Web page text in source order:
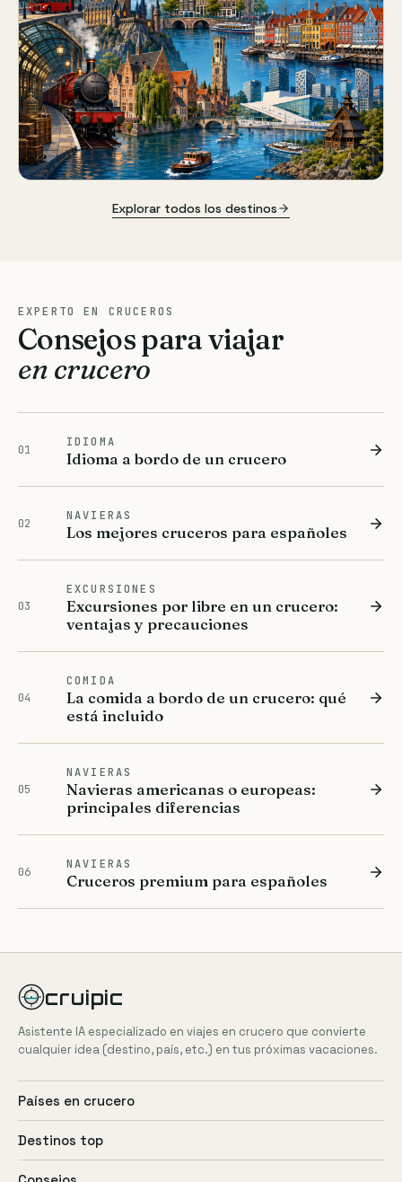
Explorar todos los destinos
EXPERTO EN CRUCEROS
Consejos para viajar
en crucero
01
IDIOMA
Idioma a bordo de un crucero
02
NAVIERAS
Los mejores cruceros para españoles
03
EXCURSIONES
Excursiones por libre en un crucero:
ventajas y precauciones
04
COMIDA
La comida a bordo de un crucero: qué
está incluido
05
NAVIERAS
Navieras americanas o europeas:
principales diferencias
06
NAVIERAS
Cruceros premium para españoles
cruipic
Asistente IA especializado en viajes en crucero que convierte
cualquier idea (destino, país, etc.) en tus próximas vacaciones.
Países en crucero
Destinos top